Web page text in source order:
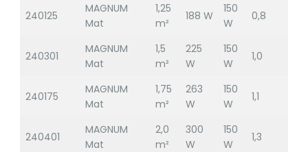
240125
MAGNUM
Mat
1,25
m²
188 W
150
W
0,8
240301
MAGNUM
Mat
1,5
m²
225
W
150
W
1,0
240175
MAGNUM
Mat
1,75
m²
263
W
150
W
1,1
240401
MAGNUM
Mat
2,0
m²
300
W
150
W
1,3